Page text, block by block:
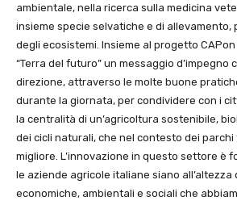
ambientale, nella ricerca sulla medicina
insieme specie selvatiche e di allevamento,
degli ecosistemi. Insieme al progetto
“Terra del futuro” un messaggio d’impegno
direzione, attraverso le molte buone
durante la giornata, per condividere con i
la centralità di un’agricoltura sostenibile,
dei cicli naturali, che nel contesto dei
migliore. L’innovazione in questo settore è
le aziende agricole italiane siano all’altezza
economiche, ambientali e sociali che